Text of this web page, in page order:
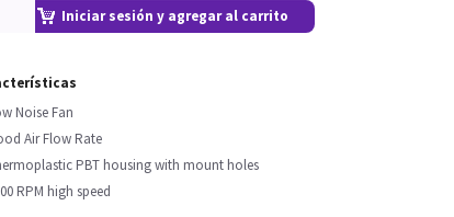
Iniciar sesión y agregar al carrito
Noise Fan
Air Flow Rate
PBT housing with mount holes
RPM high speed